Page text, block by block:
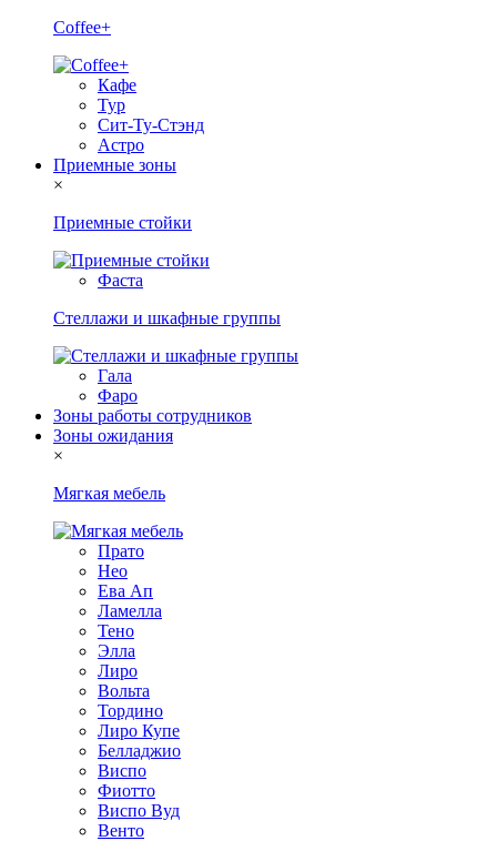
Coffee+
Кафе
Тур
Сит-Ту-Стэнд
Астро
Приемные зоны
×
Приемные стойки
Фаста
Стеллажи и шкафные группы
Гала
Фаро
Зоны работы сотрудников
Зоны ожидания
×
Мягкая мебель
Прато
Нео
Ева Ап
Ламелла
Тено
Элла
Лиро
Вольта
Тордино
Лиро Купе
Белладжио
Виспо
Фиотто
Виспо Вуд
Венто